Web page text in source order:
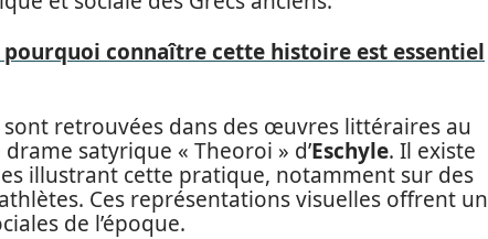
pourquoi connaître cette histoire est essentiel
retrouvées dans des œuvres littéraires au
satyrique « Theoroi » d’Eschyle. Il existe
illustrant cette pratique, notamment sur des
Ces représentations visuelles offrent un
de l’époque.